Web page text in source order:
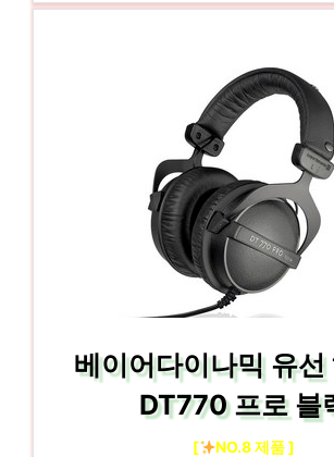
베이어다이나믹 유선
DT770 프로 블
[ NO.8 제품 ]